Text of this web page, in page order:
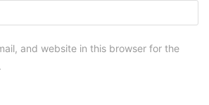
and website in this browser for the